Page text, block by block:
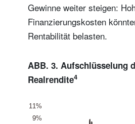
Gewinne weiter steigen:
Finanzierungskosten
Rentabilität belasten.
ABB. 3. Aufschlüsselung
Realrendite4